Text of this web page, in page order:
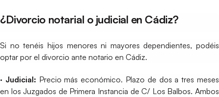
¿Divorcio notarial o judicial en Cádiz?
Si no tenéis hijos menores ni mayores dependientes, podéis
optar por el divorcio ante notario en Cádiz.
· Judicial: Precio más económico. Plazo de dos a tres meses
en los Juzgados de Primera Instancia de C/ Los Balbos. Ambos